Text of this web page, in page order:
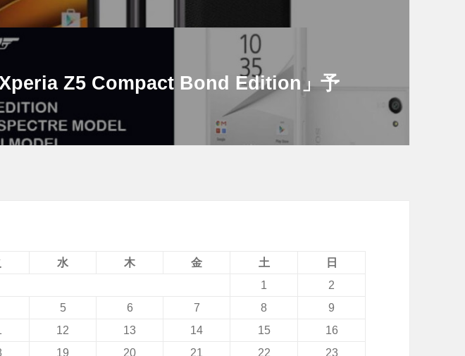
Z5 Compact Bond Edition」予
水 木 金 土
日
1
2
5 6 7 8
9
12 13 14 15
16
19 20 21 22 23